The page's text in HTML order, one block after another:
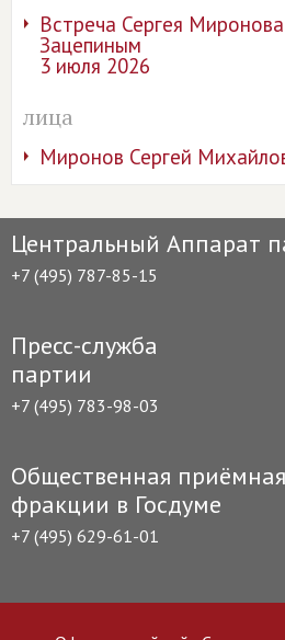
Встреча Сергея
Зацепиным
3 июля 2026
лица
Миронов Сергей
Центральный Аппарат
+7 (495) 787-85-15
Пресс-служба
партии
+7 (495) 783-98-03
Общественная приёмная
фракции в Госдуме
+7 (495) 629-61-01